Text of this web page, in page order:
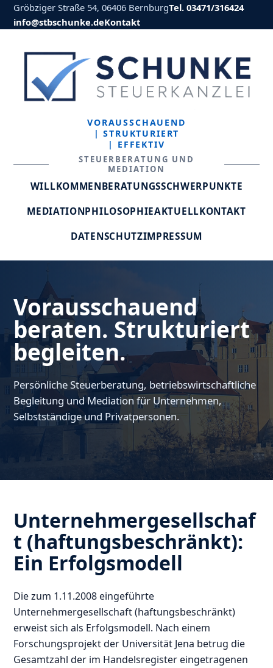
Gröbziger Straße 54, 06406 BernburgTel. 03471/316424
info@stbschunke.deKontakt
VORAUSSCHAUEND
| STRUKTURIERT
| EFFEKTIV
STEUERBERATUNG UND
MEDIATION
WILLKOMMENBERATUNGSSCHWERPUNKTE
MEDIATIONPHILOSOPHIEAKTUELLKONTAKT
DATENSCHUTZIMPRESSUM
Vorausschauend
beraten. Strukturiert
begleiten.
Persönliche Steuerberatung, betriebswirtschaftliche
Begleitung und Mediation für Unternehmen,
Selbstständige und Privatpersonen.
Unternehmergesellschaf
t (haftungsbeschränkt):
Ein Erfolgsmodell
Die zum 1.11.2008 eingeführte
Unternehmergesellschaft (haftungsbeschränkt)
erweist sich als Erfolgsmodell. Nach einem
Forschungsprojekt der Universität Jena betrug die
Gesamtzahl der im Handelsregister eingetragenen